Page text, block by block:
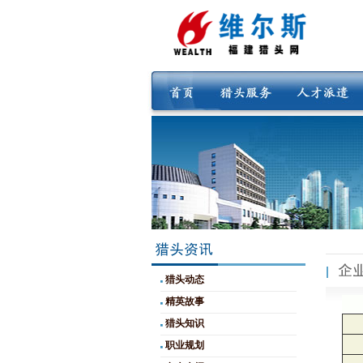
猎头动态
精英故事
猎头知识
职业规划